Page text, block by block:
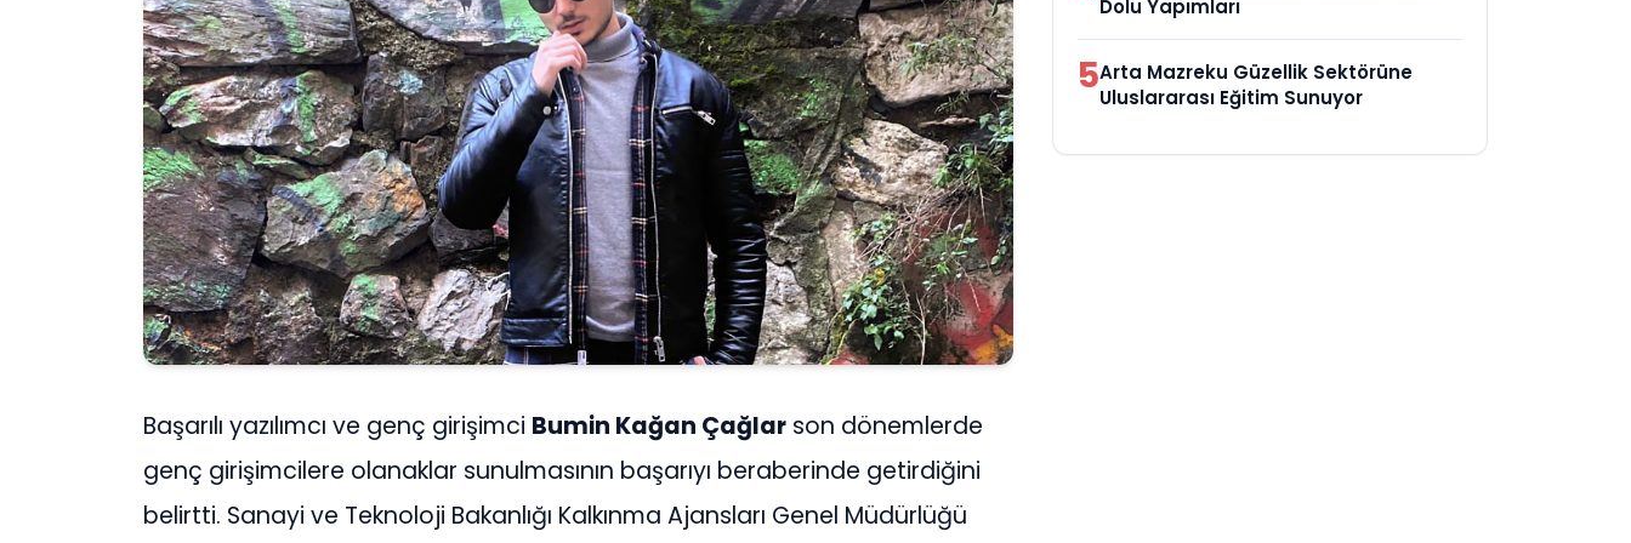
Başarılı yazılımcı ve genç girişimci Bumin Kağan Çağlar son dönemlerde
genç girişimcilere olanaklar sunulmasının başarıyı beraberinde getirdiğini
belirtti. Sanayi ve Teknoloji Bakanlığı Kalkınma Ajansları Genel Müdürlüğü
Dolu Yapımları
5Arta Mazreku Güzellik Sektörüne
Uluslararası Eğitim Sunuyor